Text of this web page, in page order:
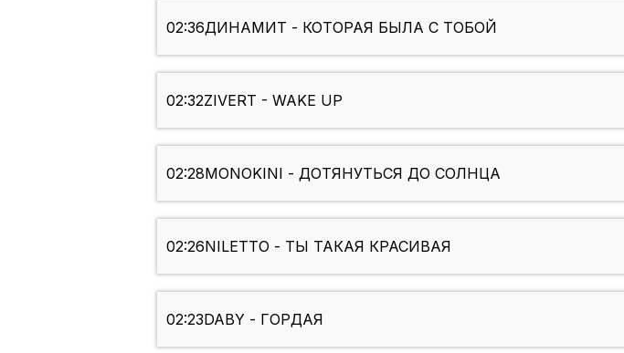
02:36ДИНАМИТ - КОТОРАЯ БЫЛА С ТОБОЙ
02:32ZIVERT - WAKE UP
02:28MONOKINI - ДОТЯНУТЬСЯ ДО СОЛНЦА
02:26NILETTO - ТЫ ТАКАЯ КРАСИВАЯ
02:23DABY - ГОРДАЯ